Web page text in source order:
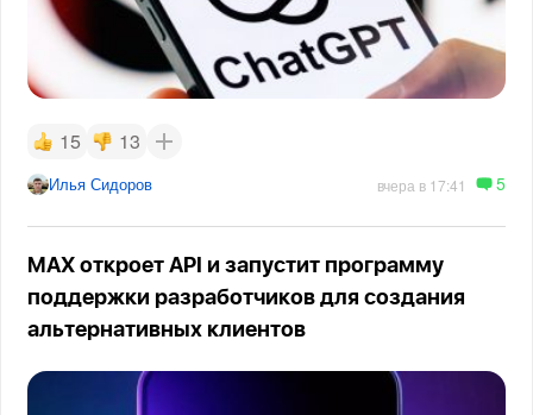
15 13
Илья Сидоров вчера в 17:41 5
MAX откроет API и запустит программу
поддержки разработчиков для создания
альтернативных клиентов